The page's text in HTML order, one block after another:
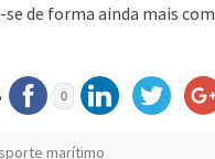
de forma ainda mais
0
marítimo